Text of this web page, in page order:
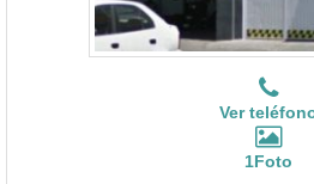
Ver
1Foto